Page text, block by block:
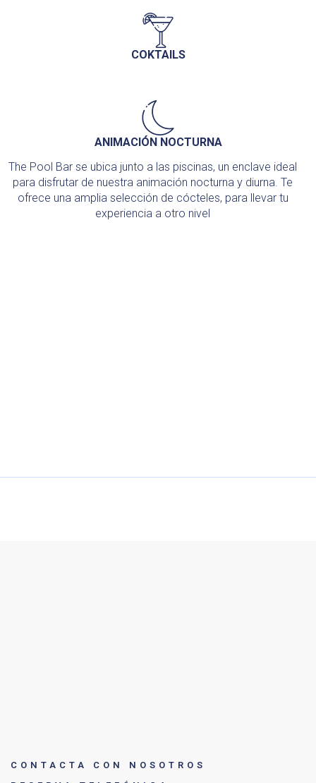
COKTAILS
ANIMACIÓN NOCTURNA
The Pool Bar se ubica junto a las piscinas, un enclave ideal
para disfrutar de nuestra animación nocturna y diurna. Te
ofrece una amplia selección de cócteles, para llevar tu
experiencia a otro nivel
CONTACTA CON NOSOTROS